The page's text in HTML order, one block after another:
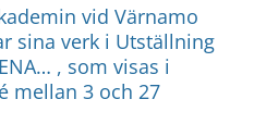
vid Värnamo
sina verk i Utställning
, som visas i
mellan 3 och 27